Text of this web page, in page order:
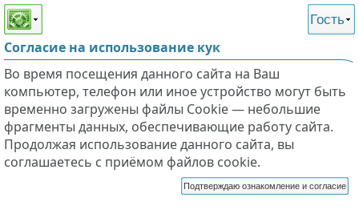
Этот сайт поддерживает
слабовидящих
Гость
Согласие на использование кук
Во время посещения данного сайта на Ваш
компьютер, телефон или иное устройство могут быть
временно загружены файлы Cookie — небольшие
фрагменты данных, обеспечивающие работу сайта.
Продолжая использование данного сайта, вы
соглашаетесь с приёмом файлов cookie.
Подтверждаю ознакомление и согласие